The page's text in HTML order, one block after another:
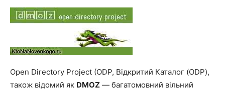
Open Directory Project (ODP, Відкритий Каталог (ODP),
також відомий як DMOZ — багатомовний вільний